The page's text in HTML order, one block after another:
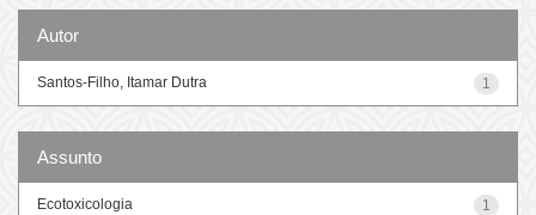
Autor
1
Santos-Filho, Itamar Dutra
Assunto
1
Ecotoxicologia